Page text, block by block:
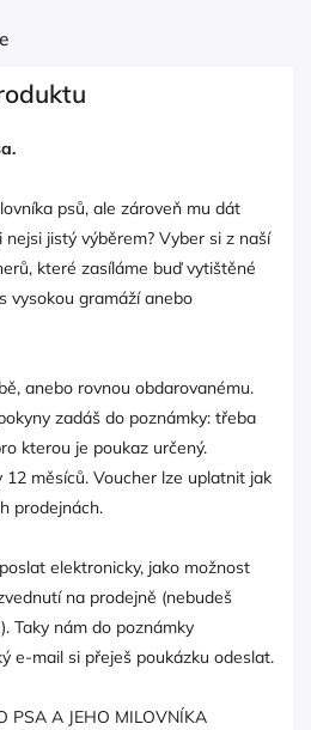
psů, ale zároveň mu dát
jistý výběrem? Vyber si z naší
které zasíláme buď vytištěné
vysokou gramáží anebo
anebo rovnou obdarovanému.
zadáš do poznámky: třeba
kterou je poukaz určený.
měsíců. Voucher lze uplatnit jak
prodejnách.
elektronicky, jako možnost
na prodejně (nebudeš
Taky nám do poznámky
e-mail si přeješ poukázku odeslat.
PSA A JEHO MILOVNÍKA